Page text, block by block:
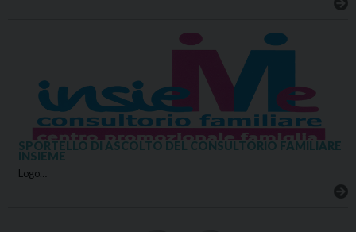
SPORTELLO DI ASCOLTO DEL CONSULTORIO FAMILIARE
INSIEME
Logo…